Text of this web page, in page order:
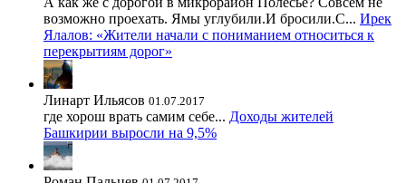
возможно проехать. Ямы углубили.И бросили.С... Ирек
Ялалов: «Жители начали с пониманием относиться к
перекрытиям дорог»
Линарт Ильясов 01.07.2017
где хорош врать самим себе... Доходы жителей
Башкирии выросли на 9,5%